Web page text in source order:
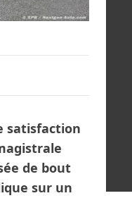
satisfaction
de bout
sur un